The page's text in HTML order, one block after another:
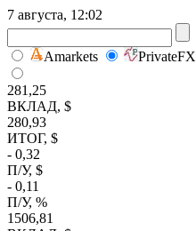
7 августа, 12:02
Amarkets PrivateFX
281,25
ВКЛАД, $
280,93
ИТОГ, $
- 0,32
П/У, $
- 0,11
П/У, %
1506,81